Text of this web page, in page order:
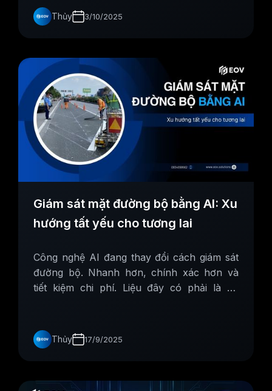
Thủy 3/10/2025
Giám sát mặt đường bộ bằng AI: Xu
hướng tất yếu cho tương lai
Công nghệ AI đang thay đổi cách giám sát
đường bộ. Nhanh hơn, chính xác hơn và
tiết kiệm chi phí. Liệu đây có phải là xu
Thủy 17/9/2025